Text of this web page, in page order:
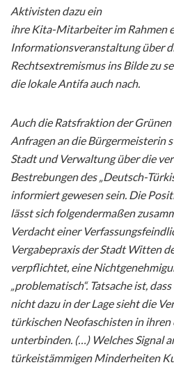
Aktivisten dazu ein
ihre Kita-Mitarbeiter im Rahmen
Informationsveranstaltung über
Rechtsextremismus ins Bilde zu
die lokale Antifa auch nach.
Auch die Ratsfraktion der Grünen
Anfragen an die Bürgermeisterin
Stadt und Verwaltung über die
Bestrebungen des „Deutsch-
informiert gewesen sein. Die
lässt sich folgendermaßen
Verdacht einer
Vergabepraxis der Stadt Witten
verpflichtet, eine
„problematisch“. Tatsache ist,
nicht dazu in der Lage sieht die
türkischen Neofaschisten in ihren
unterbinden. (…) Welches Signal
türkeistämmigen Minderheiten